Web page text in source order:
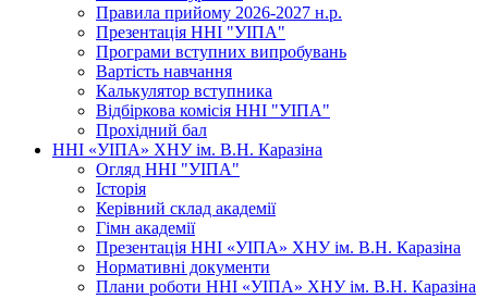
Правила прийому 2026-2027 н.р.
Презентація ННІ "УІПА"
Програми вступних випробувань
Вартість навчання
Калькулятор вступника
Відбіркова комісія ННІ "УІПА"
Прохідний бал
ННІ «УІПА» ХНУ ім. В.Н. Каразіна
Огляд ННІ "УІПА"
Історія
Керівний склад академії
Гімн академії
Презентація ННІ «УІПА» ХНУ ім. В.Н. Каразіна
Нормативні документи
Плани роботи ННІ «УІПА» ХНУ ім. В.Н. Каразіна